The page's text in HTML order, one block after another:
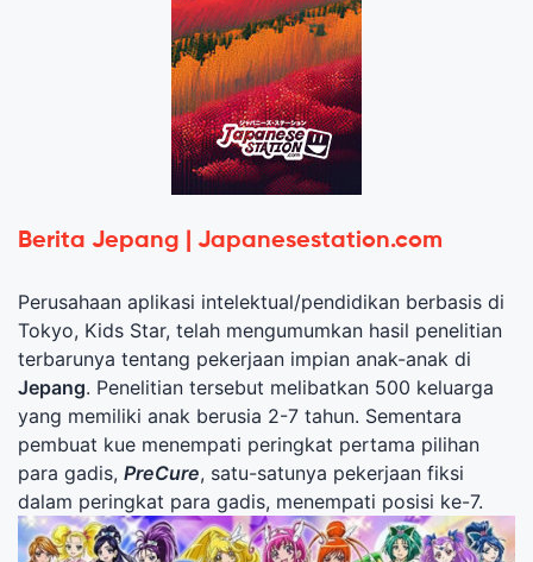
Berita Jepang | Japanesestation.com
Perusahaan aplikasi intelektual/pendidikan berbasis di
Tokyo, Kids Star, telah mengumumkan hasil penelitian
terbarunya tentang pekerjaan impian anak-anak di
Jepang. Penelitian tersebut melibatkan 500 keluarga
yang memiliki anak berusia 2-7 tahun. Sementara
pembuat kue menempati peringkat pertama pilihan
para gadis, PreCure, satu-satunya pekerjaan fiksi
dalam peringkat para gadis, menempati posisi ke-7.